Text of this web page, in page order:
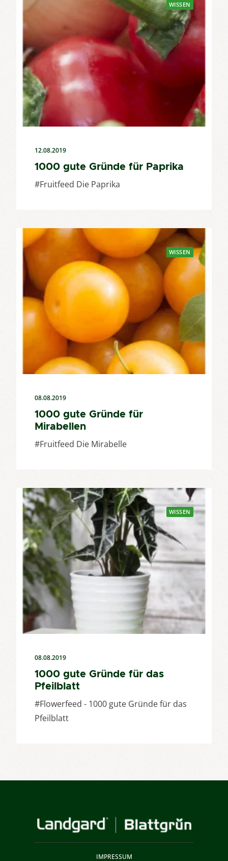
WISSEN
12.08.2019
1000 gute Gründe für Paprika
#Fruitfeed Die Paprika
WISSEN
08.08.2019
1000 gute Gründe für
Mirabellen
#Fruitfeed Die Mirabelle
WISSEN
08.08.2019
1000 gute Gründe für das
Pfeilblatt
#Flowerfeed - 1000 gute Gründe für das
Pfeilblatt
IMPRESSUM